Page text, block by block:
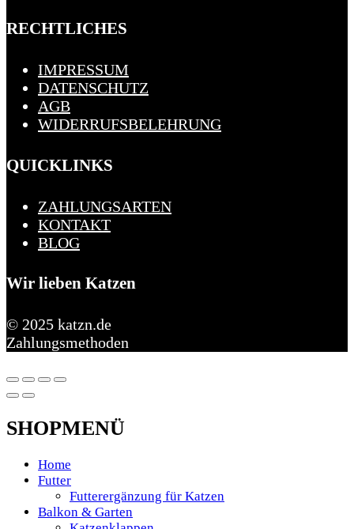
RECHTLICHES
IMPRESSUM
DATENSCHUTZ
AGB
WIDERRUFSBELEHRUNG
QUICKLINKS
ZAHLUNGSARTEN
KONTAKT
BLOG
Wir lieben Katzen
© 2025 katzn.de
Zahlungsmethoden
SHOPMENÜ
Home
Futter
Futterergänzung für Katzen
Balkon & Garten